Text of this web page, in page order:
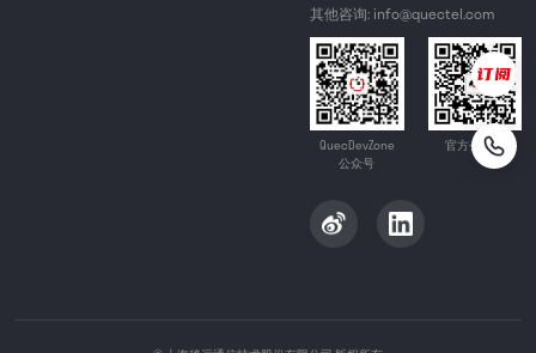
其他咨询: info@quectel.com
QuecDevZone
公众号
官方公众号